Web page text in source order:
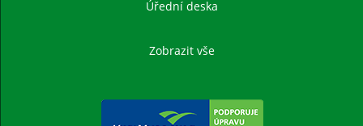
Úřední deska
Zobrazit vše